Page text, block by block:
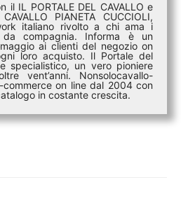
il IL PORTALE DEL CAVALLO e
PIANETA CUCCIOLI,
italiano rivolto a chi ama i
compagnia. Informa è un
ai clienti del negozio on
loro acquisto. Il Portale del
specialistico, un vero pioniere
vent’anni. Nonsolocavallo-
commerce on line dal 2004 con
in costante crescita.